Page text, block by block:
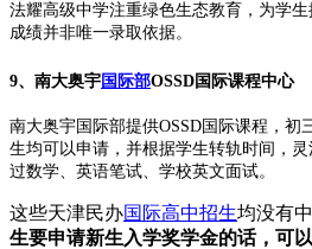
法耀高级中学注重绿色生态教育，为学
成绩并非唯一录取依据。
9、南大奥宇国际部OSSD国际课程中心
南大奥宇国际部提供OSSD国际课程，初
生均可以申请，并根据学生转轨时间，
过数学、英语笔试、学校英文面试。
这些天津民办国际高中招生均没有
生要申请新生入学奖学金的话，可